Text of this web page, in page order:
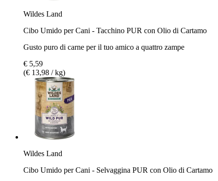
Wildes Land
Cibo Umido per Cani - Tacchino PUR con Olio di Cartamo
Gusto puro di carne per il tuo amico a quattro zampe
€ 5,59
(€ 13,98 / kg)
Wildes Land
Cibo Umido per Cani - Selvaggina PUR con Olio di Cartamo